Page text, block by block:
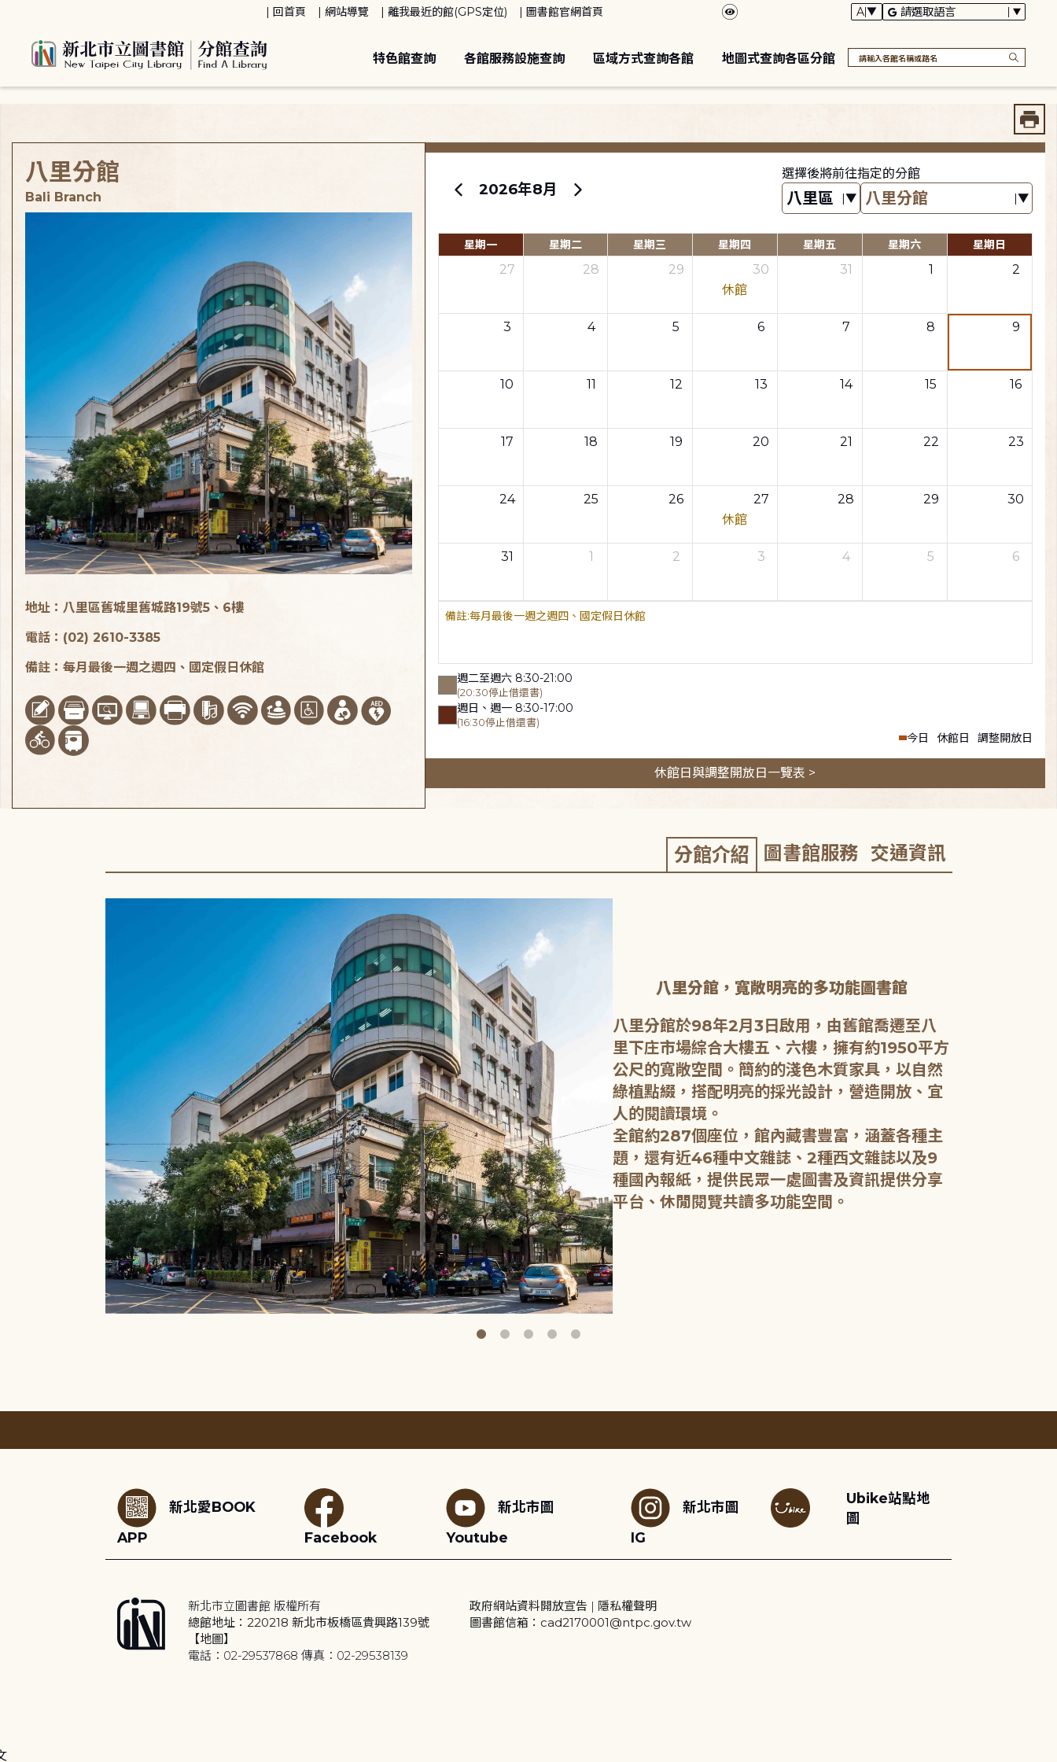
回首頁 網站導覽 離我最近的館(GPS定位) 圖書館官網首頁
特色館查詢 各館服務設施查詢 區域方式查詢各館 地圖式查詢各區分館
2026年8月
選擇後將前往指定的分館
星期一 星期二 星期三 星期四 星期五 星期六 星期日
27 28 29
30
休館
31 1 2
3 4 5 6 7 8 9
10 11 12 13 14 15 16
17 18 19 20 21 22 23
24 25 26
27
休館
28 29 30
31 1 2 3 4 5 6
每月最後一週之週四、國定假日休館
週二至週六 8:30-21:00
(20:30停止借還書)
週日、週一 8:30-17:00
(16:30停止借還書)
今日 休館日 調整開放日
休館日與調整開放日一覽表 >
八里分館
Bali Branch
地址：八里區舊城里舊城路19號5、6樓
電話：(02) 2610-3385
備註：每月最後一週之週四、國定假日休館
分館介紹 圖書館服務 交通資訊
八里分館，寬敞明亮的多功能圖書館
八里分館於98年2月3日啟用，由舊館喬遷至八
里下庄市場綜合大樓五、六樓，擁有約1950平方
公尺的寬敞空間。簡約的淺色木質家具，以自然
綠植點綴，搭配明亮的採光設計，營造開放、宜
人的閱讀環境。
全館約287個座位，館內藏書豐富，涵蓋各種主
題，還有近46種中文雜誌、2種西文雜誌以及9
種國內報紙，提供民眾一處圖書及資訊提供分享
新北愛BOOK
APP
Facebook
新北市圖
Youtube
新北市圖
IG
Ubike站點地
圖
新北市立圖書館 版權所有
總館地址：220218 新北市板橋區貴興路139號
【地圖】
電話：02-29537868 傳真：02-29538139
政府網站資料開放宣告 | 隱私權聲明
圖書館信箱：cad2170001@ntpc.gov.tw